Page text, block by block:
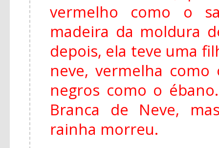
vermelho como o
madeira da moldura
depois, ela teve uma
neve, vermelha
negros como o
Branca de Neve,
rainha morreu.